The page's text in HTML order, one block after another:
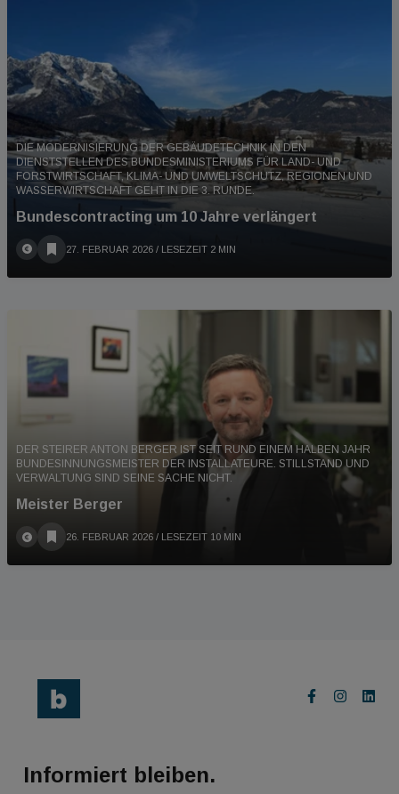
DIE MODERNISIERUNG DER GEBÄUDETECHNIK IN DEN
DIENSTSTELLEN DES BUNDESMINISTERIUMS FÜR LAND- UND
FORSTWIRTSCHAFT, KLIMA- UND UMWELTSCHUTZ, REGIONEN UND
WASSERWIRTSCHAFT GEHT IN DIE 3. RUNDE.
Bundescontracting um 10 Jahre verlängert
27. FEBRUAR 2026 / LESEZEIT 2 MIN
DER STEIRER ANTON BERGER IST SEIT RUND EINEM HALBEN JAHR
BUNDESINNUNGSMEISTER DER INSTALLATEURE. STILLSTAND UND
VERWALTUNG SIND SEINE SACHE NICHT.
Meister Berger
26. FEBRUAR 2026 / LESEZEIT 10 MIN
Informiert bleiben.